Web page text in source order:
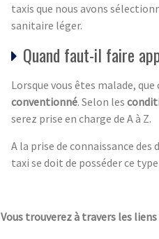
taxis que nous avons
sanitaire léger.
Quand faut-il faire
Lorsque vous êtes malade,
conventionné. Selon les
serez prise en charge de A à Z.
A la prise de connaissance
taxi se doit de posséder ce
Vous trouverez à travers les